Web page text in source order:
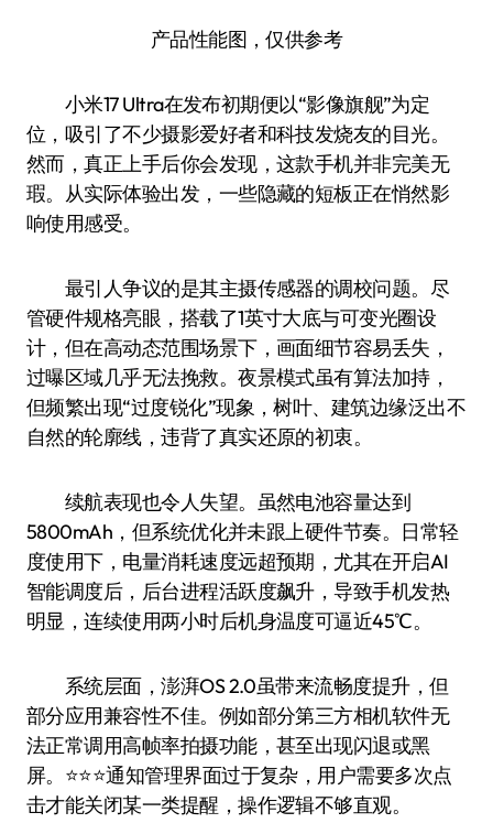
产品性能图，仅供参考
小米17 Ultra在发布初期便以“影像旗舰”为定
位，吸引了不少摄影爱好者和科技发烧友的目光。
然而，真正上手后你会发现，这款手机并非完美无
瑕。从实际体验出发，一些隐藏的短板正在悄然影
响使用感受。
最引人争议的是其主摄传感器的调校问题。尽
管硬件规格亮眼，搭载了1英寸大底与可变光圈设
计，但在高动态范围场景下，画面细节容易丢失，
过曝区域几乎无法挽救。夜景模式虽有算法加持，
但频繁出现“过度锐化”现象，树叶、建筑边缘泛出不
自然的轮廓线，违背了真实还原的初衷。
续航表现也令人失望。虽然电池容量达到
5800mAh，但系统优化并未跟上硬件节奏。日常轻
度使用下，电量消耗速度远超预期，尤其在开启AI
智能调度后，后台进程活跃度飙升，导致手机发热
明显，连续使用两小时后机身温度可逼近45℃。
系统层面，澎湃OS 2.0虽带来流畅度提升，但
部分应用兼容性不佳。例如部分第三方相机软件无
法正常调用高帧率拍摄功能，甚至出现闪退或黑
屏。⭐️⭐️⭐️通知管理界面过于复杂，用户需要多次点
击才能关闭某一类提醒，操作逻辑不够直观。